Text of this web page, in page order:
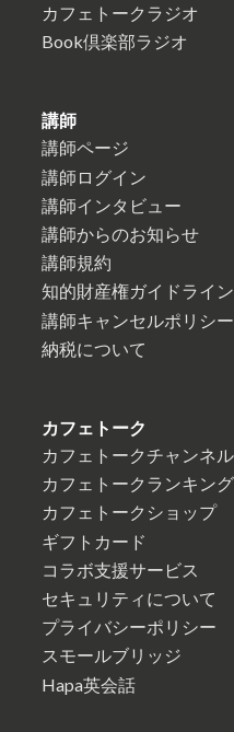
カフェトークラジオ
Book倶楽部ラジオ
講師
講師ページ
講師ログイン
講師インタビュー
講師からのお知らせ
講師規約
知的財産権ガイドライン
講師キャンセルポリシー
納税について
カフェトーク
カフェトークチャンネル
カフェトークランキング
カフェトークショップ
ギフトカード
コラボ支援サービス
セキュリティについて
プライバシーポリシー
スモールブリッジ
Hapa英会話